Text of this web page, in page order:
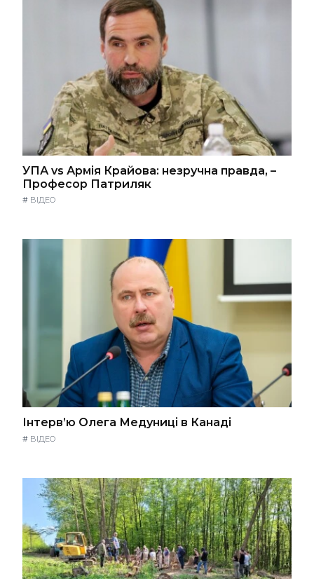
УПА vs Армія Крайова: незручна правда, –
Професор Патриляк
# ВІДЕО
Інтерв’ю Олега Медуниці в Канаді
# ВІДЕО